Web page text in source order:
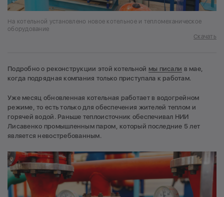
На котельной установлено новое котельное и тепломеханическое
оборудование
Скачать
Подробно о реконструкции этой котельной мы писали в мае,
когда подрядная компания только приступала к работам.
Уже месяц обновленная котельная работает в водогрейном
режиме, то есть только для обеспечения жителей теплом и
горячей водой. Раньше теплоисточник обеспечивал НИИ
Лисавенко промышленным паром, который последние 5 лет
является невостребованным.